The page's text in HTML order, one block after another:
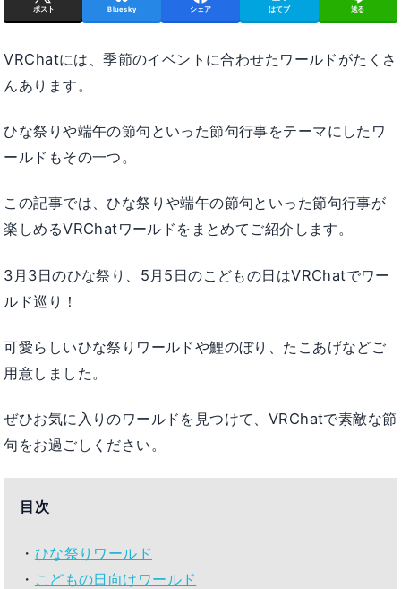
ポスト Bluesky シェア はてブ 送る
VRChatには、季節のイベントに合わせたワールドがたくさ
んあります。
ひな祭りや端午の節句といった節句行事をテーマにしたワ
ールドもその一つ。
この記事では、ひな祭りや端午の節句といった節句行事が
楽しめるVRChatワールドをまとめてご紹介します。
3月3日のひな祭り、5月5日のこどもの日はVRChatでワー
ルド巡り！
可愛らしいひな祭りワールドや鯉のぼり、たこあげなどご
用意しました。
ぜひお気に入りのワールドを見つけて、VRChatで素敵な節
句をお過ごしください。
目次
・ ひな祭りワールド
・ こどもの日向けワールド